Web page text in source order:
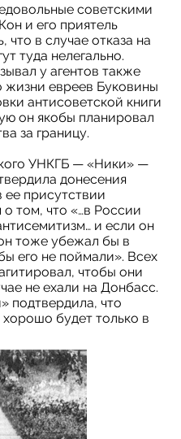
советскими
и его приятель
что в случае отказа на
туда нелегально.
у агентов также
евреев Буковины
антисоветской книги
он якобы планировал
за границу.
УНКГБ — «Ники» —
донесения
ее присутствии
том, что «…в России
и если он
тоже убежал бы в
его не поймали». Всех
чтобы они
не ехали на Донбасс.
подтвердила, что
будет только в